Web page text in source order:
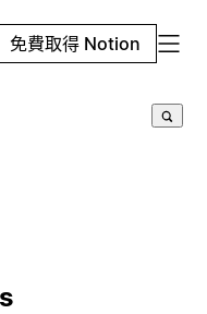
免費取得 Notion